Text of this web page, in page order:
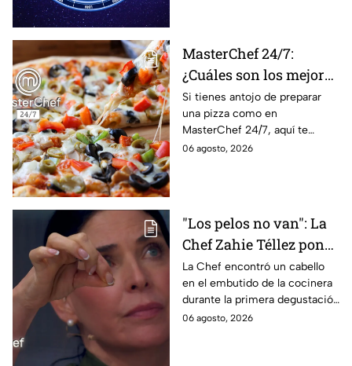
MasterChef 24/7:
¿Cuáles son los mejores
quesos para preparar
pizza en casa?
Si tienes antojo de preparar
una pizza como en
MasterChef 24/7, aquí te
contamos todo lo que debes
06 agosto, 2026
"Los pelos no van": La
Chef Zahie Téllez pone
en evidencia a Carmen
en la gala de mandiles
negros de MasterChef
24/7
La Chef encontró un cabello
en el embutido de la cocinera
durante la primera degustación
de la noche
06 agosto, 2026